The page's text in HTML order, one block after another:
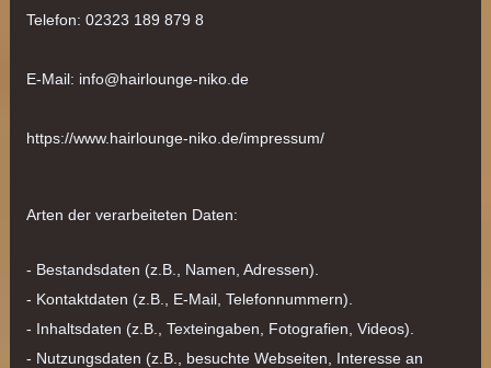
Telefon: 02323 189 879 8
E-Mail: info@hairlounge-niko.de
https://www.hairlounge-niko.de/impressum/
Arten der verarbeiteten Daten:
- Bestandsdaten (z.B., Namen, Adressen).
- Kontaktdaten (z.B., E-Mail, Telefonnummern).
- Inhaltsdaten (z.B., Texteingaben, Fotografien, Videos).
- Nutzungsdaten (z.B., besuchte Webseiten, Interesse an